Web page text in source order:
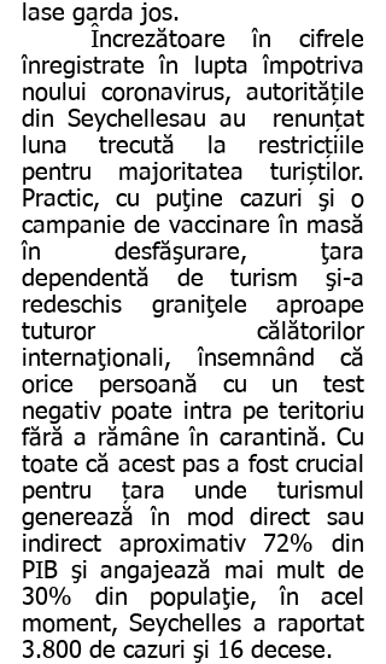
lase garda jos.
înregistrate în lupta împotriva
noului coronavirus, autoritățile
din Seychellesau au  renunțat
luna trecută la restricțiile
pentru majoritatea turiștilor.
Practic, cu puţine cazuri şi o
campanie de vaccinare în masă
în desfăşurare, ţara
dependentă de turism şi-a
redeschis graniţele aproape
tuturor călătorilor
internaţionali, însemnând că
orice persoană cu un test
negativ poate intra pe teritoriu
fără a rămâne în carantină. Cu
toate că acest pas a fost crucial
pentru țara unde turismul
generează în mod direct sau
indirect aproximativ 72% din
PIB şi angajează mai mult de
30% din populaţie, în acel
moment, Seychelles a raportat
3.800 de cazuri şi 16 decese.